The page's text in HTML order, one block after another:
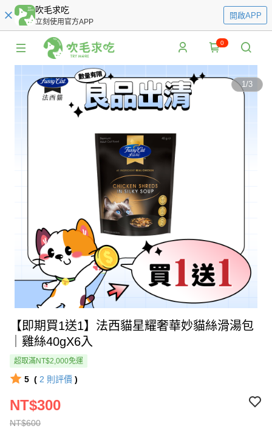
吹毛求吃
立刻使用官方APP
開啟APP
0
1/3
【即期買1送1】法西貓星耀奢華妙貓絲滑湯包
｜雞絲40gX6入
超取滿NT$2,000免運
5 ( 2 則評價 )
NT$600
NT$300